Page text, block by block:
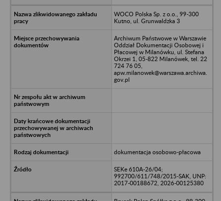
WOCO Polska Sp. z o.o., 99-300
Kutno, ul. Grunwaldzka 3
Archiwum Państwowe w Warszawie
Oddział Dokumentacji Osobowej i
Płacowej w Milanówku, ul. Stefana
Okrzei 1, 05-822 Milanówek, tel. 22
724 76 05,
apw.milanowek@warszawa.archiwa.
gov.pl
dokumentacja osobowo-płacowa
SEKe 610A-26/04;
992700/611/748/2015-SAK, UNP:
2017-00188672, 2026-00125380